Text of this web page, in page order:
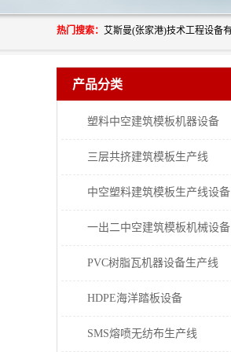
热门搜索：
产品分类
塑料中空建筑模板机器设备
三层共挤建筑模板生产线
中空塑料建筑模板生产线设备
一出二中空建筑模板机械设备
PVC树脂瓦机器设备生产线
HDPE海洋踏板设备
SMS熔喷无纺布生产线